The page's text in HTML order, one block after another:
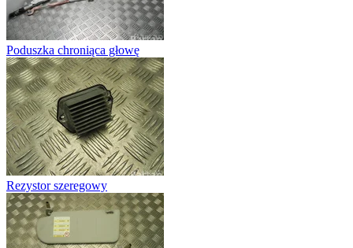
Poduszka chroniąca głowę
Rezystor szeregowy